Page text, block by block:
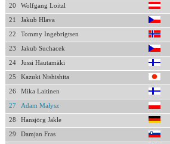
20 Wolfgang Loitzl
21 Jakub Hlava
22 Tommy Ingebrigtsen
23 Jakub Suchacek
24 Jussi Hautamäki
25 Kazuki Nishishita
26 Mika Laitinen
27 Adam Małysz
28 Hansjörg Jäkle
29 Damjan Fras